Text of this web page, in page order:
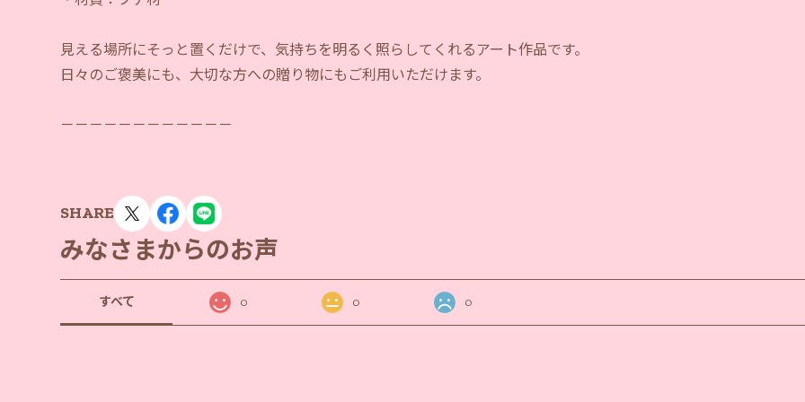
見える場所にそっと置くだけで、気持ちを明るく照らしてくれるアート作品です。
日々のご褒美にも、大切な方への贈り物にもご利用いただけます。
－－－－－－－－－－－－
SHARE
みなさまからのお声
すべて 0 0 0